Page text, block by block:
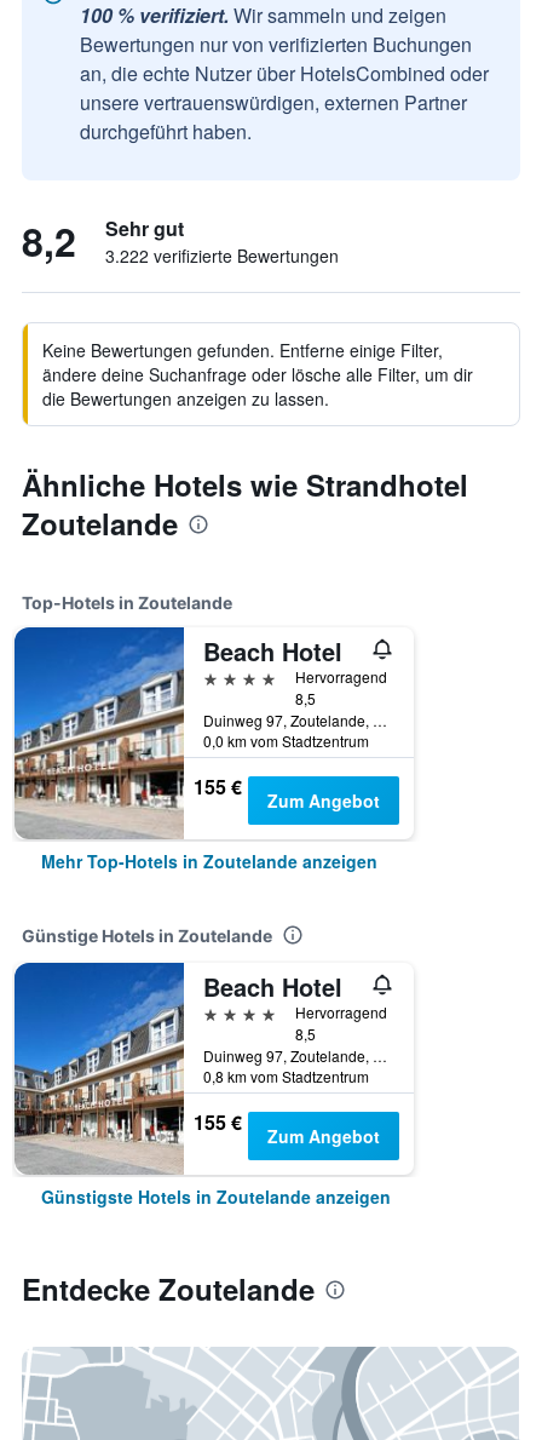
100 % verifiziert. Wir sammeln und zeigen
Bewertungen nur von verifizierten Buchungen
an, die echte Nutzer über HotelsCombined oder
unsere vertrauenswürdigen, externen Partner
durchgeführt haben.
8,2 Sehr gut
3.222 verifizierte Bewertungen
Keine Bewertungen gefunden. Entferne einige Filter,
ändere deine Suchanfrage oder lösche alle Filter, um dir
die Bewertungen anzeigen zu lassen.
Ähnliche Hotels wie Strandhotel
Zoutelande
Top-Hotels in Zoutelande
Beach Hotel
4 Sterne
Hervorragend
8,5
Duinweg 97, Zoutelande, Zeeland, Niederlande
0,0 km vom Stadtzentrum
155 € Zum Angebot
Mehr Top-Hotels in Zoutelande anzeigen
Günstige Hotels in Zoutelande
Beach Hotel
4 Sterne
Hervorragend
8,5
Duinweg 97, Zoutelande, Zeeland, Niederlande
0,8 km vom Stadtzentrum
155 € Zum Angebot
Günstigste Hotels in Zoutelande anzeigen
Entdecke Zoutelande